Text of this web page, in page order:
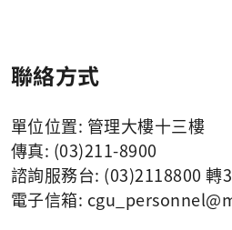
聯絡方式
單位位置: 管理大樓十三樓
傳真: (03)211-8900
諮詢服務台: (03)2118800 轉
電子信箱: cgu_personnel